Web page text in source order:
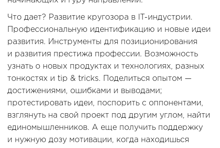
Что дает? Развитие кругозора в IT-индустрии.
Профессиональную идентификацию и новые идеи
развития. Инструменты для позиционирования
и развития престижа профессии. Возможность
узнать о новых продуктах и технологиях, разных
тонкостях и tip & tricks. Поделиться опытом —
достижениями, ошибками и выводами;
протестировать идеи, поспорить с оппонентами,
взглянуть на свой проект под другим углом, найти
единомышленников. А еще получить поддержку
и нужную дозу мотивации, когда находишься